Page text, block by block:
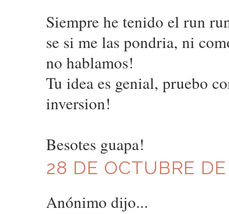
Siempre he tenido el run
se si me las pondria, ni
no hablamos!
Tu idea es genial, pruebo
inversion!
Besotes guapa!
28 DE OCTUBRE
Anónimo dijo...